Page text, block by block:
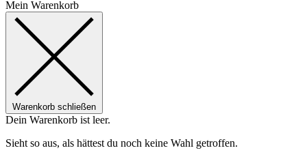
Mein Warenkorb
Warenkorb schließen
Dein Warenkorb ist leer.
Sieht so aus, als hättest du noch keine Wahl getroffen.